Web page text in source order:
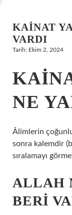
Hakkımızda
KAINAT
VARDI
Tarih: Ekim 2, 2024
NE
Âlimlerin
sonra kalemdir
sıralamayı
ALLAH
BERI